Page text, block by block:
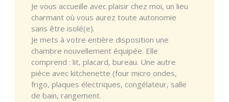
Je vous accueille avec plaisir chez moi, un lieu
charmant où vous aurez toute autonomie
sans être isolé(e).
Je mets à votre entière disposition une
chambre nouvellement équipée. Elle
comprend : lit, placard, bureau. Une autre
pièce avec kitchenette (four micro ondes,
frigo, plaques électriques, congélateur, salle
de bain, rangement.